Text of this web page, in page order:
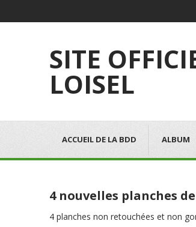
SITE
LOISEL
ACCUEIL DE LA BDD ALBUM
4 nouvelles planches
4 planches non retouchées et non